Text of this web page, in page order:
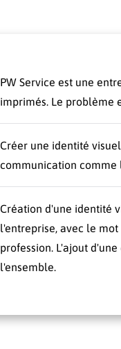
PW Service est une
imprimés. Le problème
Créer une identité
communication comme
Création d'une identité
l'entreprise, avec le
profession. L'ajout
l'ensemble.